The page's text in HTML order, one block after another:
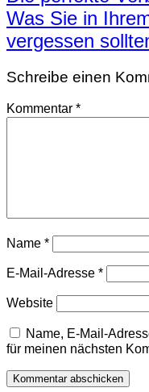
Was Sie in
vergessen
Schreibe einen
Kommentar *
Name *
E-Mail-Adresse *
Website
Name, E-Mail-
für meinen nächsten